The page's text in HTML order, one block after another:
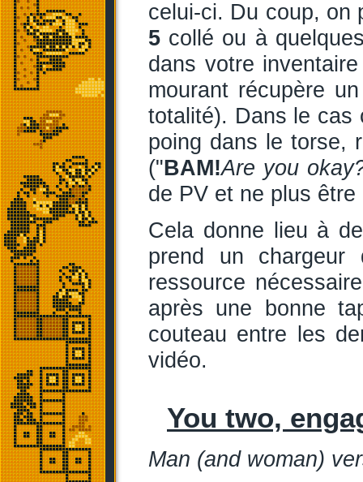
celui-ci. Du coup,
5 collé ou à
dans votre
mourant récupère
totalité). Dans le cas
poing dans le torse,
("BAM!Are you
de PV et ne plus être
Cela donne lieu à
prend un
ressource
après une bonne
couteau entre les
vidéo.
You two,
Man (and woman)